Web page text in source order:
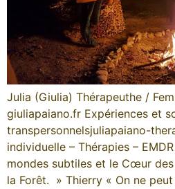
Julia (Giulia) Thérapeuthe /
giuliapaiano.fr Expériences et
transpersonnelsjuliapaiano-
individuelle – Thérapies –
mondes subtiles et le Cœur
la Forêt. » Thierry « On ne